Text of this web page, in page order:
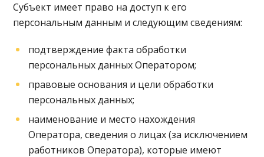
Субъект имеет право на доступ к его
персональным данным и следующим сведениям:
подтверждение факта обработки
персональных данных Оператором;
правовые основания и цели обработки
персональных данных;
наименование и место нахождения
Оператора, сведения о лицах (за исключением
работников Оператора), которые имеют